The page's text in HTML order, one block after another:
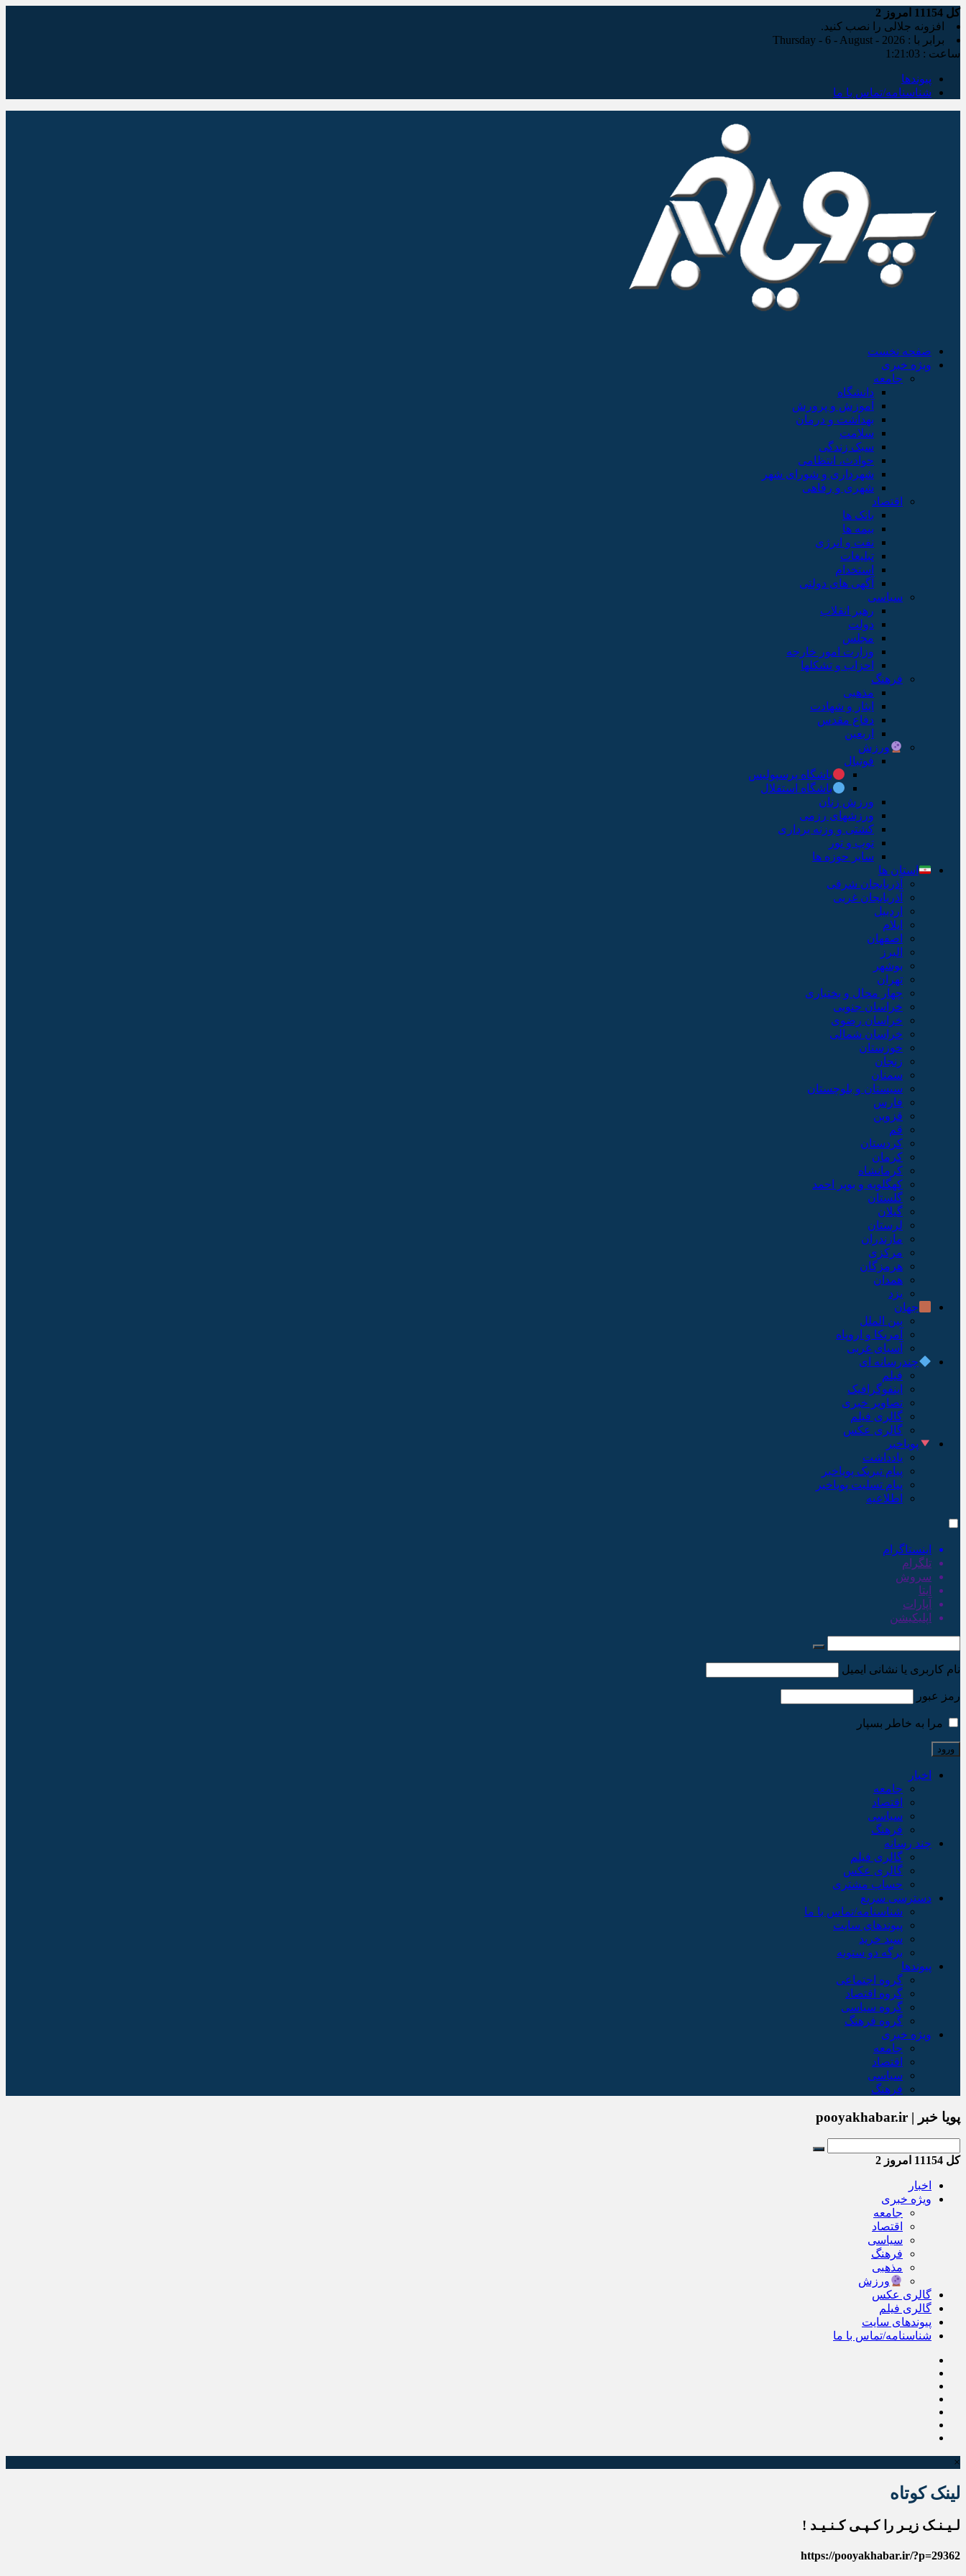
کل امروز 2
افزونه جلالی را نصب کنید.
برابر با : Thursday - 6 - August - 2026
ساعت : 1:21:04
پیوندها
شناسنامه/تماس با ما
صفحه نخست
ویژه خبری
جامعه
دانشگاه
آموزش و پرورش
بهداشت و درمان
سلامت
سبک زندگی
حوادث، انتظامی
شهرداری و شورای شهر
شهری و رفاهی
اقتصاد
بانک ها
بیمه ها
نفت و انرژی
تبلیغات
استخدام
آگهی های دولتی
سیاسی
رهبر انقلاب
دولت
مجلس
وزارت امور خارجه
احزاب و تشکلها
فرهنگ
مذهبی
ایثار و شهادت
دفاع مقدس
اربعین
ورزش
فوتبال
باشگاه پرسپولیس
باشگاه استقلال
ورزش زنان
ورزشهای رزمی
کشتی و وزنه برداری
توپ و تور
سایر حوزه ها
استان ها
آذربایجان شرقی
آذربایجان غربی
اردبیل
ایلام
اصفهان
البرز
بوشهر
تهران
چهار محال و بختیاری
خراسان جنوبی
خراسان رضوی
خراسان شمالی
خوزستان
زنجان
سمنان
سیستان و بلوچستان
فارس
قزوین
قم
کردستان
کرمان
کرمانشاه
کهگلویه و بویر احمد
گلستان
گیلان
لرستان
مازندران
مرکزی
هرمزگان
همدان
یزد
جهان
بین الملل
آمریکا و اروپاه
آسیای غربی
چندرسانه ای
فیلم
اینفوگرافیک
تصاویر خبری
گالری فیلم
گالری عکس
پویاخبر
یادداشت
پیام تبریک پویاخبر
پیام تسلیت پویاخبر
اطلاعیه
اینستاگرام
تلگرام
سروش
ایتا
آپارات
اپلیکیشن
نام کاربری یا نشانی ایمیل
رمز عبور
مرا به خاطر بسپار
اخبار
جامعه
اقتصاد
سیاسی
فرهنگ
چند رسانه
گالری فیلم
گالری عکس
حساب مشتری
دسترسی سریع
شناسنامه/تماس با ما
پیوندهای سایت
سبد خريد
برگه دو ستونه
پیوندها
گروه اجتماعی
گروه اقتصاد
گروه سیاسی
گروه فرهنگ
ویژه خبری
جامعه
اقتصاد
سیاسی
فرهنگ
پویا خبر | pooyakhabar.ir
کل امروز 2
اخبار
ویژه خبری
جامعه
اقتصاد
سیاسی
فرهنگ
مذهبی
ورزش
گالری عکس
گالری فیلم
پیوندهای سایت
شناسنامه/تماس با ما
×
لینک کوتاه
لـیـنـک زیـر را کـپـی کـنـیـد !
https://pooyakhabar.ir/?p=29362